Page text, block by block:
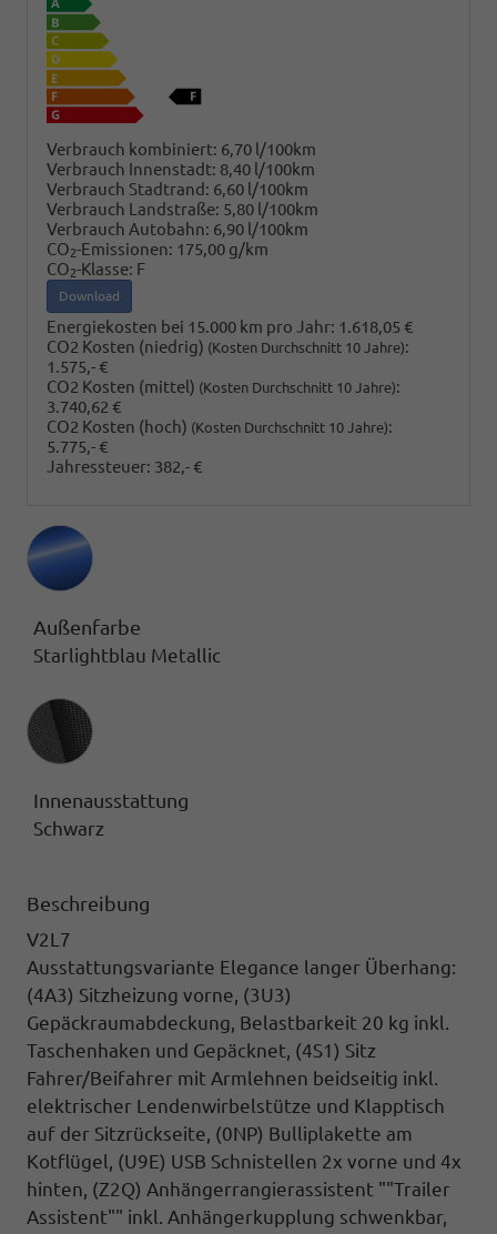
Verbrauch kombiniert: 6,70 l/100km
Verbrauch Innenstadt: 8,40 l/100km
Verbrauch Stadtrand: 6,60 l/100km
Verbrauch Landstraße: 5,80 l/100km
Verbrauch Autobahn: 6,90 l/100km
CO2-Emissionen: 175,00 g/km
CO2-Klasse: F
Download
Energiekosten bei 15.000 km pro Jahr: 1.618,05 €
CO2 Kosten (niedrig) (Kosten Durchschnitt 10 Jahre):
1.575,- €
CO2 Kosten (mittel) (Kosten Durchschnitt 10 Jahre):
3.740,62 €
CO2 Kosten (hoch) (Kosten Durchschnitt 10 Jahre):
5.775,- €
Jahressteuer: 382,- €
Außenfarbe
Starlightblau Metallic
Innenausstattung
Innenausstattung
Schwarz
Beschreibung
V2L7
Ausstattungsvariante Elegance langer Überhang:
(4A3) Sitzheizung vorne, (3U3)
Gepäckraumabdeckung, Belastbarkeit 20 kg inkl.
Taschenhaken und Gepäcknet, (4S1) Sitz
Fahrer/Beifahrer mit Armlehnen beidseitig inkl.
elektrischer Lendenwirbelstütze und Klapptisch
auf der Sitzrückseite, (0NP) Bulliplakette am
Kotflügel, (U9E) USB Schnistellen 2x vorne und 4x
hinten, (Z2Q) Anhängerrangierassistent ""Trailer
Assistent"" inkl. Anhängerkupplung schwenkbar,